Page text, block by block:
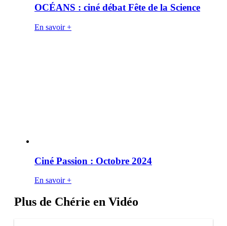
OCÉANS : ciné débat Fête de la Science
En savoir +
Ciné Passion : Octobre 2024
En savoir +
Plus de Chérie en Vidéo